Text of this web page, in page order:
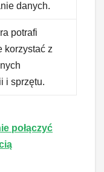
danych.
potrafi
korzystać z
i sprzętu.
połączyć